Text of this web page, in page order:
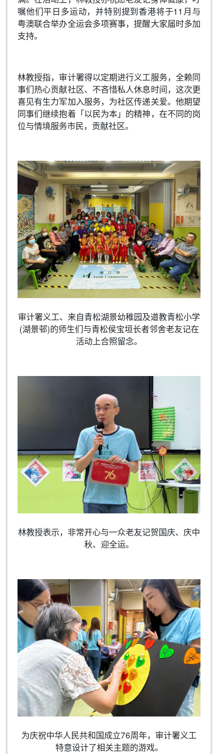
嘱他们平日多运动，并特别提到香港将于11月与
粤澳联合举办全运会多项赛事，提醒大家届时多加
支持。
林教授指，审计署得以定期进行义工服务，全赖同
事们热心贡献社区、不吝惜私人休息时间，这次更
喜见有生力军加入服务，为社区传递关爱。他期望
同事们继续抱着「以民为本」的精神，在不同的岗
位与情境服务市民，贡献社区。
审计署义工、来自青松湖景幼稚园及道教青松小学
(湖景邨)的师生们与青松侯宝垣长者邻舍老友记在
活动上合照留念。
林教授表示，非常开心与一众老友记贺国庆、庆中
秋、迎全运。
为庆祝中华人民共和国成立76周年，审计署义工
特意设计了相关主题的游戏。